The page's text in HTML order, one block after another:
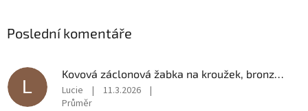
Poslední komentáře
L
Kovová záclonová žabka na kroužek, bronzová - 10ks
Lucie | 11.3.2026
|
Průměr